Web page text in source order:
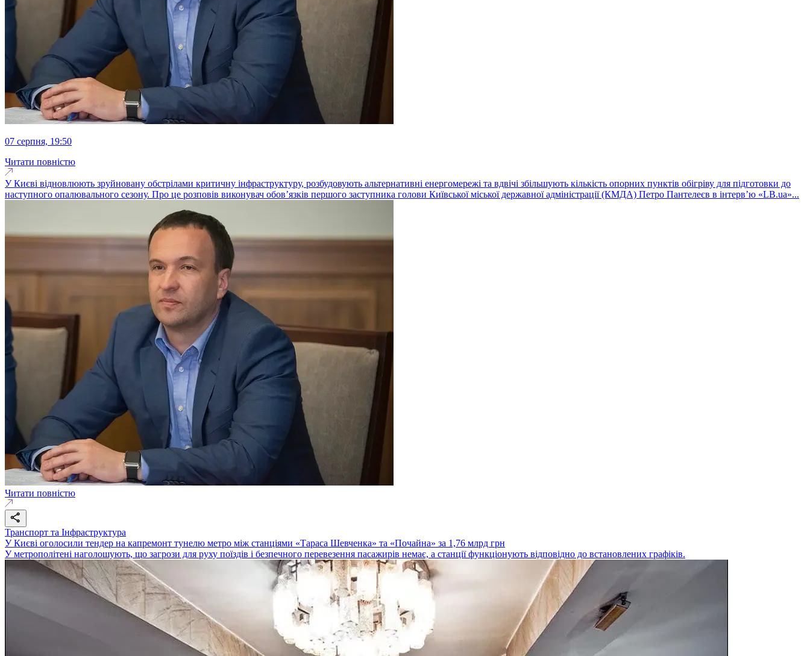
07 серпня, 19:50
Читати повністю
У Києві відновлюють зруйновану обстрілами критичну інфраструктуру, розбудовують альтернативні енергомережі та вдвічі збільшують кількість опорних пунктів обігріву для підготовки до
наступного опалювального сезону. Про це розповів виконувач обовʼязків першого заступника голови Київської міської державної адміністрації (КМДА) Петро Пантелеєв в інтервʼю «LB.ua»...
Читати повністю
Транспорт та Інфраструктура
У Києві оголосили тендер на капремонт тунелю метро між станціями «Тараса Шевченка» та «Почайна» за 1,76 млрд грн
У метрополітені наголошують, що загрози для руху поїздів і безпечного перевезення пасажирів немає, а станції функціонують відповідно до встановлених графіків.